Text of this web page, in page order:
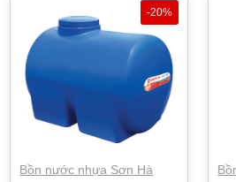
-20%
Bồn nước nhựa Sơn Hà